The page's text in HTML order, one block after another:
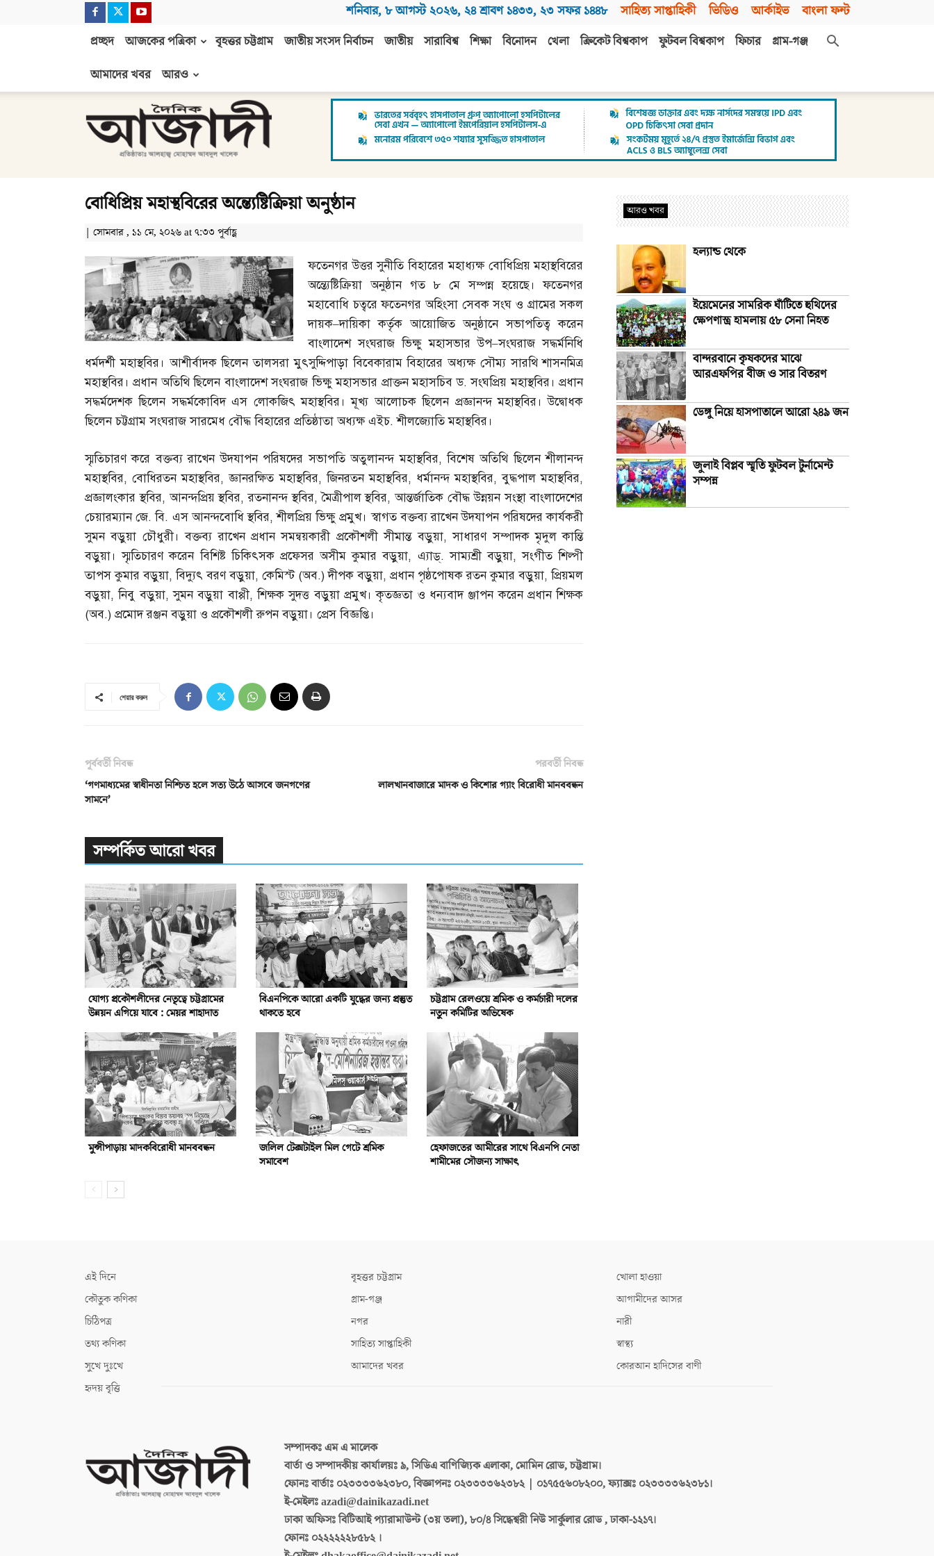
শনিবার, ৮ আগস্ট ২০২৬, ২৪ শ্রাবণ ১৪৩৩, ২৩ সফর ১৪৪৮ সাহিত্য সাপ্তাহিকী ভিডিও আর্কাইভ বাংলা ফন্ট
প্রচ্ছদ আজকের পত্রিকা বৃহত্তর চট্টগ্রাম জাতীয় সংসদ নির্বাচন জাতীয় সারাবিশ্ব শিক্ষা বিনোদন খেলা ক্রিকেট বিশ্বকাপ ফুটবল বিশ্বকাপ ফিচার
গ্রাম-গঞ্জ
আমাদের খবর
আরও
আজাদী
বোধিপ্রিয় মহাস্থবিরের অন্ত্যেষ্টিক্রিয়া অনুষ্ঠান
| সোমবার , ১১ মে, ২০২৬ at ৭:৩৩ পূর্বাহ্ণ
ফতেনগর উত্তর সুনীতি বিহারের মহাধ্যক্ষ বোধিপ্রিয় মহাস্থবিরের
অন্ত্যেষ্টিক্রিয়া অনুষ্ঠান গত ৮ মে সম্পন্ন হয়েছে। ফতেনগর
মহাবোধি চত্বরে ফতেনগর অহিংসা সেবক সংঘ ও গ্রামের সকল
দায়ক–দায়িকা কর্তৃক আয়োজিত অনুষ্ঠানে সভাপতিত্ব করেন
বাংলাদেশ সংঘরাজ ভিক্ষু মহাসভার উপ–সংঘরাজ সদ্ধর্মনিধি
ধর্মদর্শী মহাস্থবির। আশীর্বাদক ছিলেন তালসরা মুৎসুদ্দিপাড়া বিবেকারাম বিহারের অধ্যক্ষ সৌম্য সারথি শাসনমিত্র
মহাস্থবির। প্রধান অতিথি ছিলেন বাংলাদেশ সংঘরাজ ভিক্ষু মহাসভার প্রাক্তন মহাসচিব ড.সংঘপ্রিয় মহাস্থবির। প্রধান
সদ্ধর্মদেশক ছিলেন সদ্ধর্মকোবিদ এস লোকজিৎ মহাস্থবির। মূখ্য আলোচক ছিলেন প্রজ্ঞানন্দ মহাস্থবির। উদ্বোধক
ছিলেন চট্টগ্রাম সংঘরাজ সারমেধ বৌদ্ধ বিহারের প্রতিষ্ঠাতা অধ্যক্ষ এইচ.শীলজ্যোতি মহাস্থবির।
স্মৃতিচারণ করে বক্তব্য রাখেন উদযাপন পরিষদের সভাপতি অতুলানন্দ মহাস্থবির,বিশেষ অতিথি ছিলেন শীলানন্দ
মহাস্থবির,বোধিরতন মহাস্থবির,জ্ঞানরক্ষিত মহাস্থবির,জিনরতন মহাস্থবির, ধর্মানন্দ মহাস্থবির,বুদ্ধপাল মহাস্থবির,
প্রজ্ঞালংকার স্থবির,আনন্দপ্রিয় স্থবির,রতনানন্দ স্থবির,মৈত্রীপাল স্থবির,আন্তর্জাতিক বৌদ্ধ উন্নয়ন সংস্থা বাংলাদেশের
চেয়ারম্যান জে.বি. এস আনন্দবোধি স্থবির,শীলপ্রিয় ভিক্ষু প্রমুখ। স্বাগত বক্তব্য রাখেন উদযাপন পরিষদের কার্যকরী
সুমন বড়ুয়া চৌধুরী। বক্তব্য রাখেন প্রধান সমন্বয়কারী প্রকৌশলী সীমান্ত বড়ুয়া,সাধারণ সম্পাদক মৃদুল কান্তি
বড়ুয়া। স্মৃতিচারণ করেন বিশিষ্ট চিকিৎসক প্রফেসর অসীম কুমার বড়ুয়া, এ্যাড্‌.সাম্যশ্রী বড়ুয়া,সংগীত শিল্পী
তাপস কুমার বড়ুয়া,বিদ্যুৎ বরণ বড়ুয়া,কেমিস্ট (অব.)দীপক বড়ুয়া,প্রধান পৃষ্ঠপোষক রতন কুমার বড়ুয়া,প্রিয়মল
বড়ুয়া,নিবু বড়ুয়া,সুমন বড়ুয়া বাপ্পী,শিক্ষক সুদত্ত বড়ুয়া প্রমুখ। কৃতজ্ঞতা ও ধন্যবাদ ঞ্জাপন করেন প্রধান শিক্ষক
(অব.) প্রমোদ রঞ্জন বড়ুয়া ও প্রকৌশলী রুপন বড়ুয়া। প্রেস বিজ্ঞপ্তি।
শেয়ার করুন
পূর্ববর্তী নিবন্ধ
‘গণমাধ্যমের স্বাধীনতা নিশ্চিত হলে সত্য উঠে আসবে জনগণের
সামনে’
পরবর্তী নিবন্ধ
লালখানবাজারে মাদক ও কিশোর গ্যাং বিরোধী মানববন্ধন
সম্পর্কিত আরো খবর
যোগ্য প্রকৌশলীদের নেতৃত্বে চট্টগ্রামের
উন্নয়ন এগিয়ে যাবে : মেয়র শাহাদাত
বিএনপিকে আরো একটি যুদ্ধের জন্য প্রস্তুত
থাকতে হবে
চট্টগ্রাম রেলওয়ে শ্রমিক ও কর্মচারী দলের
নতুন কমিটির অভিষেক
মুন্সীপাড়ায় মাদকবিরোধী মানববন্ধন
জলিল টেক্সটাইল মিল গেটে শ্রমিক
সমাবেশ
হেফাজতের আমীরের সাথে বিএনপি নেতা
শামীমের সৌজন্য সাক্ষাৎ
আরও খবর
হল্যান্ড থেকে
ইয়েমেনের সামরিক ঘাঁটিতে হুথিদের
ক্ষেপণাস্ত্র হামলায় ৫৮ সেনা নিহত
বান্দরবানে কৃষকদের মাঝে
আরএফপির বীজ ও সার বিতরণ
ডেঙ্গু নিয়ে হাসপাতালে আরো ২৪৯ জন
জুলাই বিপ্লব স্মৃতি ফুটবল টুর্নামেন্ট
সম্পন্ন
এই দিনে
কৌতুক কণিকা
চিঠিপত্র
তথ্য কণিকা
সুখে দুঃখে
হৃদয় বৃত্তি
বৃহত্তর চট্টগ্রাম
গ্রাম-গঞ্জ
নগর
সাহিত্য সাপ্তাহিকী
আমাদের খবর
খোলা হাওয়া
আগামীদের আসর
নারী
স্বাস্থ্য
কোরআন হাদিসের বাণী
সম্পাদকঃএম এ মালেক
বার্তা ও সম্পাদকীয় কার্যালয়ঃ৯, সিডিএ বাণিজ্যিক এলাকা, মোমিন রোড, চট্টগ্রাম।
ফোনঃ বার্তাঃ ০২৩৩৩৩৬২৩৮০, বিজ্ঞাপনঃ ০২৩৩৩৩৬২৩৮২ | ০১৭৫৫৬০৮২০০, ফ্যাক্সঃ ০২৩৩৩৩৬২৩৮১।
ই-মেইলঃazadi@dainikazadi.net
ঢাকা অফিসঃবিটিআই প্যারামাউন্ট (৩য় তলা), ৮০/৪ সিদ্ধেশ্বরী নিউ সার্কুলার রোড , ঢাকা-১২১৭।
ফোনঃ ০২২২২২২৮৫৮২ ।